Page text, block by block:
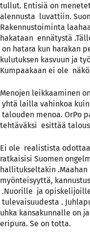
tullut. Entisiä on
alennusta luvattiin.
Rakennustoiminta
hakataan ennätystä
on hatara kun harakan
kulutuksen kasvuun ja
Kumpaakaan ei ole
Menojen leikkaaminen
yhtä lailla vahinkoa
talouden menoa. OrPo
tehtäväksi esittää
Ei ole realistista
ratkaisisi Suomen
hallitukseltakin
myönteisyyttä,
.Nuorille ja
tulevaisuudesta .
uhka kansakunnalle on
eripura. Se on totta.